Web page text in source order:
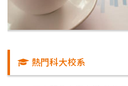
熱門科大校系